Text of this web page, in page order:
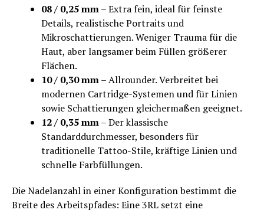
08 / 0,25 mm– Extra fein, ideal für feinste
Details, realistische Portraits und
Mikroschattierungen. Weniger Trauma für die
Haut, aber langsamer beim Füllen größerer
Flächen.
10 / 0,30 mm– Allrounder. Verbreitet bei
modernen Cartridge-Systemen und für Linien
sowie Schattierungen gleichermaßen geeignet.
12 / 0,35 mm– Der klassische
Standarddurchmesser, besonders für
traditionelle Tattoo-Stile, kräftige Linien und
schnelle Farbfüllungen.
Die Nadelanzahl in einer Konfiguration bestimmt die
Breite des Arbeitspfades: Eine 3RL setzt eine